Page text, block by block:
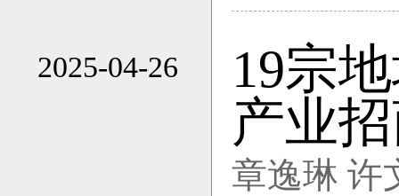
2025-04-26
19宗
产业
章逸琳 许